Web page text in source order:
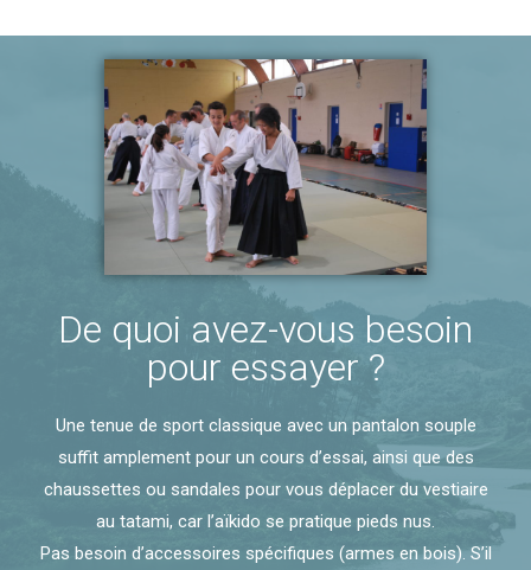
De quoi avez-vous besoin
pour essayer ?
Une tenue de sport classique avec un pantalon souple
suffit amplement pour un cours d’essai, ainsi que des
chaussettes ou sandales pour vous déplacer du vestiaire
au tatami, car l’aïkido se pratique pieds nus.
Pas besoin d’accessoires spécifiques (armes en bois). S’il